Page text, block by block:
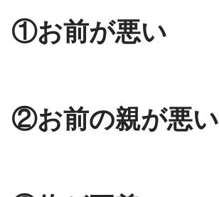
①お前が悪い
②お前の親が悪い